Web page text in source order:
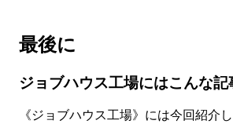
最後に
ジョブハウス工場にはこんな記
《ジョブハウス工場》には今回紹介